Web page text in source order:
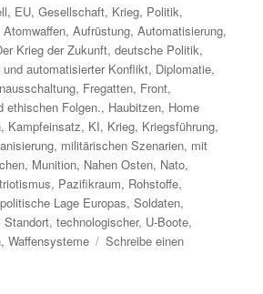
, EU,Gesellschaft, Krieg, Politik,
Schlagwörter
Atomwaffen,Aufrüstung,Automatisierung,
Krieg der Zukunft,deutsche Politik,
und automatisierter Konflikt, Diplomatie,
, Fregatten, Front,
ethischen Folgen., Haubitzen, Home
, Kampfeinsatz, KI, Krieg, Kriegsführung,
, militärischen Szenarien, mit
, Munition, Nahen Osten, Nato,
, Pazifikraum, Rohstoffe,
Lage Europas,Soldaten,
Standort,technologischer, U-Boote,
,Waffensysteme
Schreibe einen